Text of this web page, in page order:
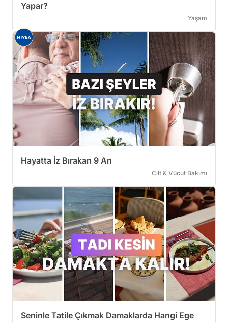
Yapar?
Yaşam
Hayatta İz Bırakan 9 An
Cilt & Vücut Bakımı
Seninle Tatile Çıkmak Damaklarda Hangi Ege